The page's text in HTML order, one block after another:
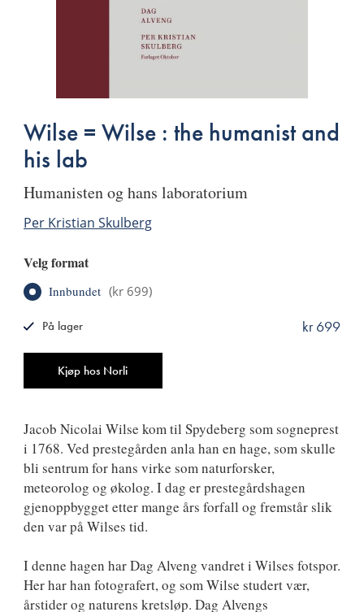
Wilse = Wilse : the humanist and
his lab
humanisten og hans laboratorium
Per Kristian Skulberg
Velg format
Innbundet (kr 699)
Kjøp hos Norli
kr 699
På lager
Jacob Nicolai Wilse kom til Spydeberg som sogneprest
i 1768. Ved prestegården anla han en hage, som skulle
bli sentrum for hans virke som naturforsker,
meteorolog og økolog. I dag er prestegårdshagen
gjenoppbygget etter mange års forfall og fremstår slik
den var på Wilses tid.
I denne hagen har Dag Alveng vandret i Wilses fotspor.
Her har han fotografert, og som Wilse studert vær,
årstider og naturens kretsløp. Dag Alvengs